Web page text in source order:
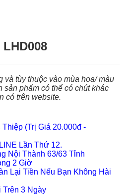
và tùy thuộc vào mùa hoa/ màu
sản phẩm có thể có chút khác
có trên website.
(Trị Giá 20.000đ -
Lần Thứ 12.
Nội Thành 63/63 Tỉnh
2 Giờ
Lại Tiền Nếu Bạn Không Hài
3 Ngày